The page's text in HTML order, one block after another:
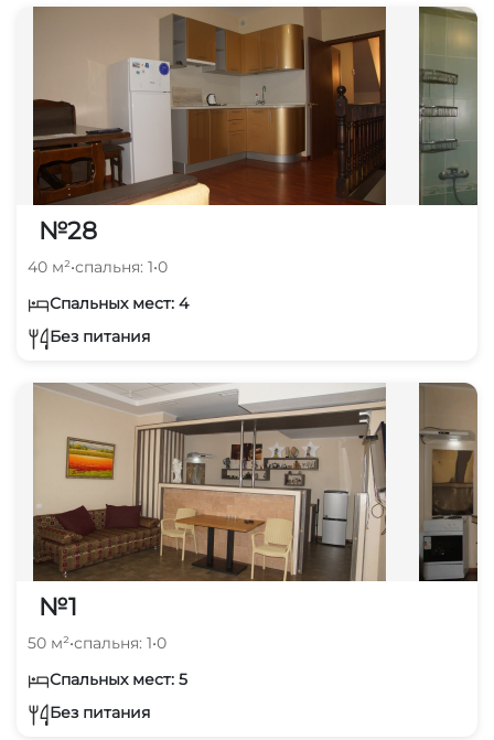
№28
40 м²•спальня: 1•0
Спальных мест: 4
Без питания
№1
50 м²•спальня: 1•0
Спальных мест: 5
Без питания